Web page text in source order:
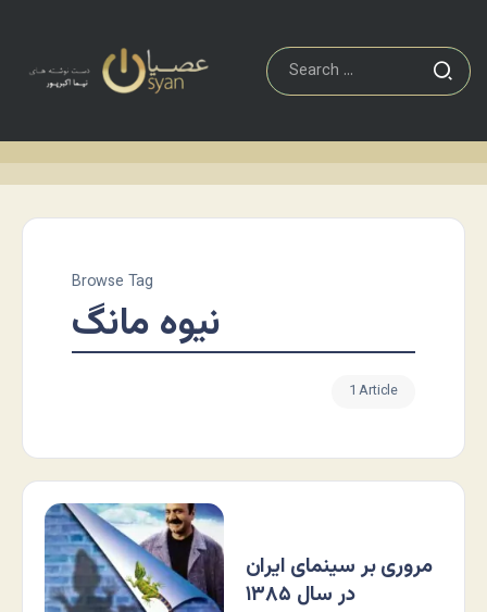
Browse Tag
نیوه مانگ
1 Article
مروری بر سینمای ایران
در سال ۱۳۸۵